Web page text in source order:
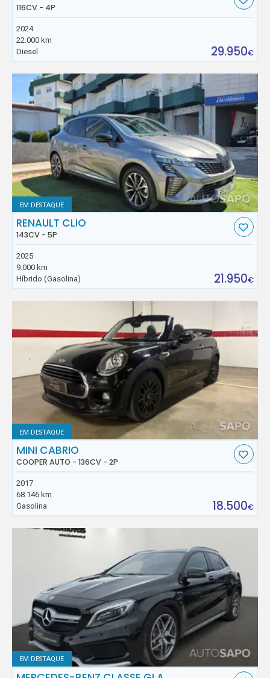
116CV - 4P
2024
22.000 km
Diesel
29.950€
EM DESTAQUE
RENAULT CLIO
143CV - 5P
2025
9.000 km
Híbrido (Gasolina)
21.950€
EM DESTAQUE
MINI CABRIO
COOPER AUTO - 136CV - 2P
2017
68.146 km
Gasolina
18.500€
EM DESTAQUE